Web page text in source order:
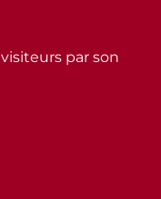
par son